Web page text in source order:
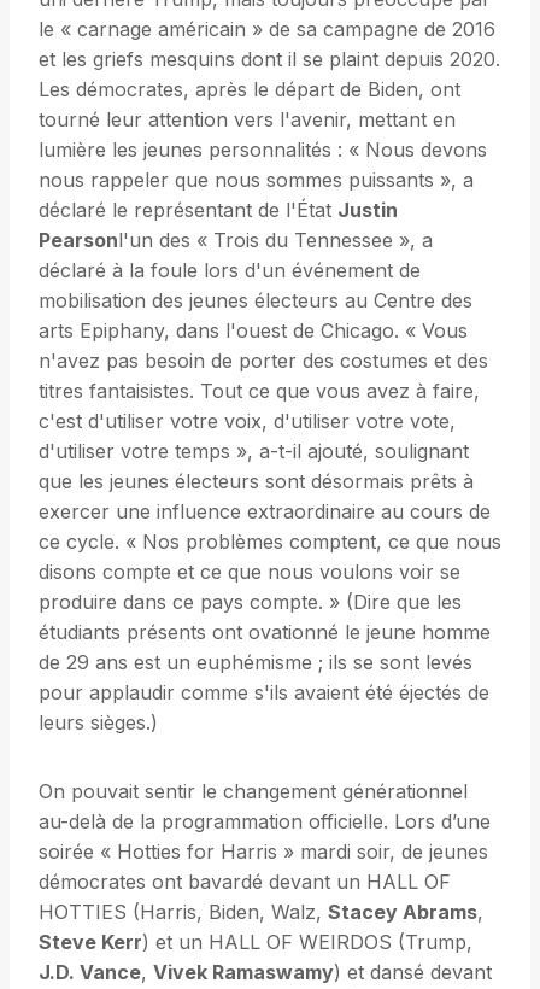
le « carnage américain » de sa campagne de 2016
et les griefs mesquins dont il se plaint depuis 2020.
Les démocrates, après le départ de Biden, ont
tourné leur attention vers l'avenir, mettant en
lumière les jeunes personnalités : « Nous devons
nous rappeler que nous sommes puissants », a
déclaré le représentant de l'État Justin
Pearsonl'un des « Trois du Tennessee », a
déclaré à la foule lors d'un événement de
mobilisation des jeunes électeurs au Centre des
arts Epiphany, dans l'ouest de Chicago. « Vous
n'avez pas besoin de porter des costumes et des
titres fantaisistes. Tout ce que vous avez à faire,
c'est d'utiliser votre voix, d'utiliser votre vote,
d'utiliser votre temps », a-t-il ajouté, soulignant
que les jeunes électeurs sont désormais prêts à
exercer une influence extraordinaire au cours de
ce cycle. « Nos problèmes comptent, ce que nous
disons compte et ce que nous voulons voir se
produire dans ce pays compte. » (Dire que les
étudiants présents ont ovationné le jeune homme
de 29 ans est un euphémisme ; ils se sont levés
pour applaudir comme s'ils avaient été éjectés de
leurs sièges.)
On pouvait sentir le changement générationnel
au-delà de la programmation officielle. Lors d’une
soirée « Hotties for Harris » mardi soir, de jeunes
démocrates ont bavardé devant un HALL OF
HOTTIES (Harris, Biden, Walz, Stacey Abrams,
Steve Kerr) et un HALL OF WEIRDOS (Trump,
J.D. Vance, Vivek Ramaswamy) et dansé devant